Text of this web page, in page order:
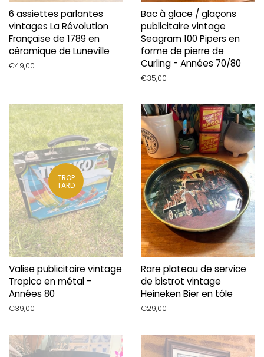
6 assiettes parlantes
vintages La Révolution
Française de 1789 en
céramique de Luneville
Prix
€49,00
Bac à glace / glaçons
publicitaire vintage
Seagram 100 Pipers en
forme de pierre de
Curling - Années 70/80
Prix
€35,00
TROP
TARD
Valise publicitaire vintage
Tropico en métal -
Années 80
Prix
€39,00
Rare plateau de service
de bistrot vintage
Heineken Bier en tôle
Prix
€29,00